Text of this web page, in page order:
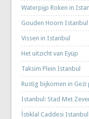
Waterpijp Roken in
Gouden Hoorn Istanbul
Vissen in Istanbul
Het uitzicht van Eyüp
Taksim Plein Istanbul
Rustig bijkomen in Gezi
Istanbul: Stad Met
İstiklal Caddesi Istanbul